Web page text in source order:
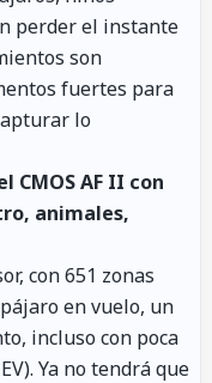
perder el instante
son
fuertes para
lo
CMOS AF II con
animales,
con 651 zonas
en vuelo, un
incluso con poca
Ya no tendrá que